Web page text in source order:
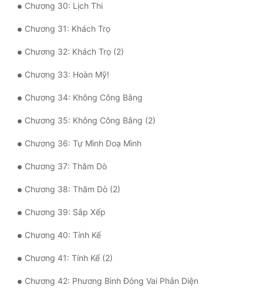
Đông Phương Huyền Huyễn
Đồng Nhân
Cẩu Đạo Trường Sinh
Ngự Thú
Truyện Nam
Truyện Nữ
Vô Địch Lưu
Xây Dựng Thế Lực
Đam Mỹ
Đẹp Hiệp
Chương 30: Lịch Thi
Chương 31: Khách Trọ
Chương 32: Khách Trọ (2)
Chương 33: Hoàn Mỹ!
Chương 34: Không Công Bằng
Chương 35: Không Công Bằng (2)
Chương 36: Tự Mình Doạ Mình
Chương 37: Thăm Dò
Chương 38: Thăm Dò (2)
Chương 39: Sắp Xếp
Chương 40: Tính Kế
Chương 41: Tính Kế (2)
Chương 42: Phương Bình Đóng Vai Phản Diện